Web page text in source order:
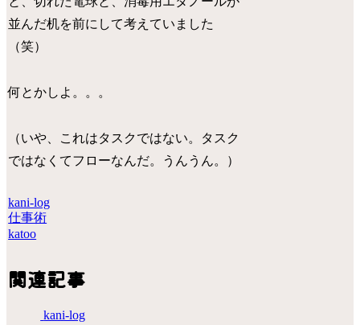
並んだ机を前にして考えていました
（笑）
何とかしよ。。。
（いや、これはタスクではない。タスク
ではなくてフローなんだ。うんうん。）
kani-log
仕事術
katoo
関連記事
kani-log